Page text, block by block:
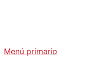
Menú primario